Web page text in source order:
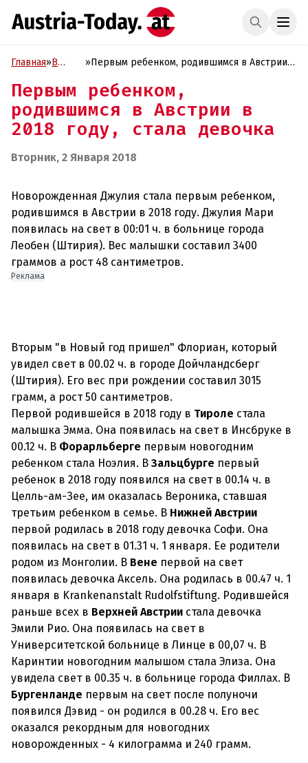
Главная»В
»Первым ребенком, родившимся в Австрии в
Первым ребенком,
родившимся в Австрии в
2018 году, стала девочка
Вторник, 2 Января 2018
Новорожденная Джулия стала первым ребенком,
родившимся в Австрии в 2018 году. Джулия Мари
появилась на свет в 00:01 ч. в больнице города
Леобен (Штирия). Вес малышки составил 3400
Реклама
Вторым "в Новый год пришел" Флориан, который
увидел свет в 00.02 ч. в городе Дойчландсберг
(Штирия). Его вес при рождении составил 3015
грамм, а рост 50 сантиметров.
Первой родившейся в 2018 году в Тироле стала
малышка Эмма. Она появилась на свет в Инсбруке в
00.12 ч. В Форарльберге первым новогодним
ребенком стала Ноэлия. В Зальцбурге первый
ребенок в 2018 году появился на свет в 00.14 ч. в
Целль-ам-Зее, им оказалась Вероника, ставшая
третьим ребенком в семье. В Нижней Австрии
первой родилась в 2018 году девочка Софи. Она
появилась на свет в 01.31 ч. 1 января. Ее родители
родом из Монголии. В Вене первой на свет
появилась девочка Аксель. Она родилась в 00.47 ч. 1
января в Krankenanstalt Rudolfstiftung. Родившейся
раньше всех в Верхней Австрии стала девочка
Эмили Рио. Она появилась на свет в
Университетской больнице в Линце в 00,07 ч. В
Каринтии новогодним малышом стала Элиза. Она
увидела свет в 00.35 ч. в больнице города Филлах. В
Бургенланде первым на свет после полуночи
появился Дэвид - он родился в 00.28 ч. Его вес
оказался рекордным для новогодних
новорожденных - 4 килограмма и 240 грамм.